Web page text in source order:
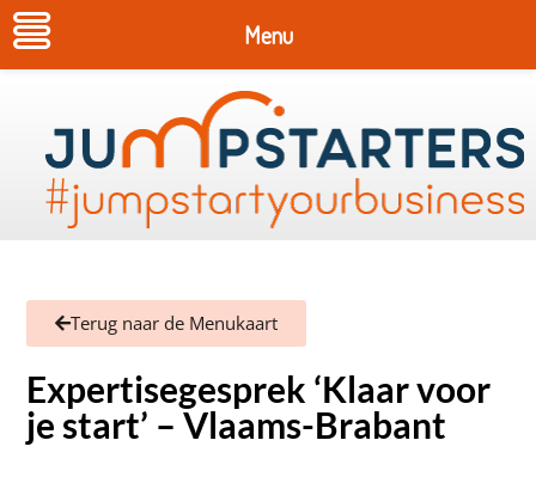
Terug naar de Menukaart
Expertisegesprek ‘Klaar voor
je start’ – Vlaams-Brabant
Menu